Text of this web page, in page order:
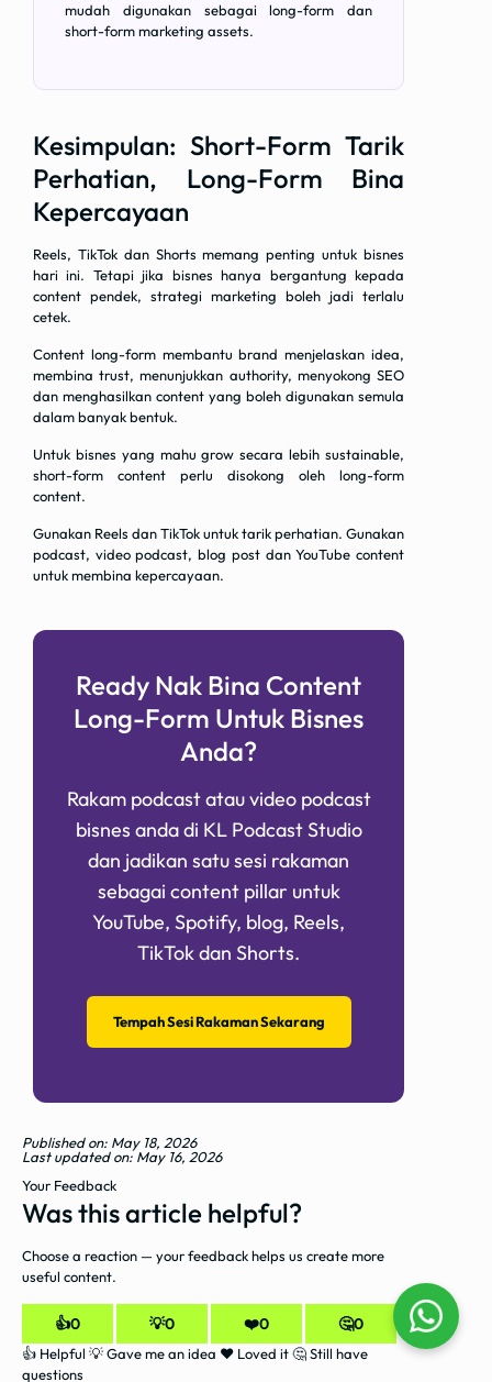
mudah digunakan sebagai long-form dan
short-form marketing assets.
Kesimpulan: Short-Form Tarik
Perhatian, Long-Form Bina
Kepercayaan
Reels, TikTok dan Shorts memang penting untuk bisnes
hari ini. Tetapi jika bisnes hanya bergantung kepada
content pendek, strategi marketing boleh jadi terlalu
cetek.
Content long-form membantu brand menjelaskan idea,
membina trust, menunjukkan authority, menyokong SEO
dan menghasilkan content yang boleh digunakan semula
dalam banyak bentuk.
Untuk bisnes yang mahu grow secara lebih sustainable,
short-form content perlu disokong oleh long-form
content.
Gunakan Reels dan TikTok untuk tarik perhatian. Gunakan
podcast, video podcast, blog post dan YouTube content
untuk membina kepercayaan.
Ready Nak Bina Content
Long-Form Untuk Bisnes
Anda?
Rakam podcast atau video podcast
bisnes anda di KL Podcast Studio
dan jadikan satu sesi rakaman
sebagai content pillar untuk
YouTube, Spotify, blog, Reels,
TikTok dan Shorts.
Tempah Sesi Rakaman Sekarang
Published on: May 18, 2026
Last updated on: May 16, 2026
Your Feedback
Was this article helpful?
Choose a reaction — your feedback helps us create more
useful content.
👍0 💡0 ❤️0 🤔0
👍 Helpful 💡 Gave me an idea ❤️ Loved it🤔 Still have
questions